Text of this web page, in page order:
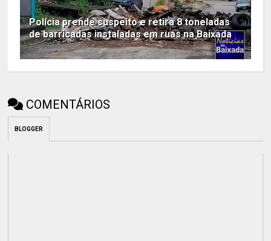
Polícia prende suspeito e retira 8 toneladas
de barricadas instaladas em ruas na Baixada
COMENTÁRIOS
BLOGGER